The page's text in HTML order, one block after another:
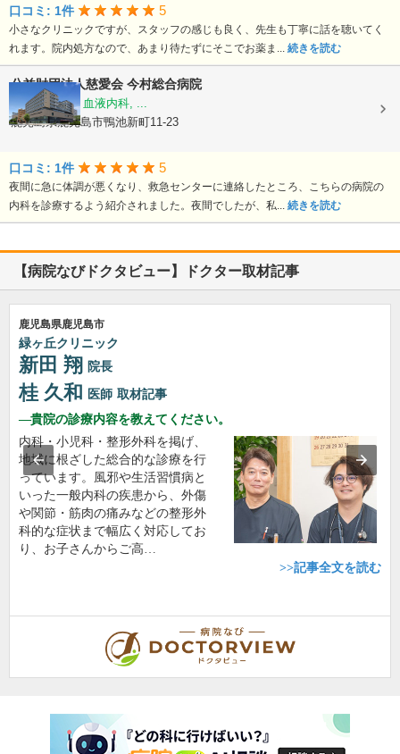
口コミ: 1件 5
小さなクリニックですが、スタッフの感じも良く、先生も丁寧に話を聴いてく
れます。院内処方なので、あまり待たずにそこでお薬ま... 続きを読む
公益財団法人慈愛会 今村総合病院
内科, 救急科, 血液内科, ...
鹿児島県鹿児島市鴨池新町11-23
口コミ: 1件 5
夜間に急に体調が悪くなり、救急センターに連絡したところ、こちらの病院の
内科を診療するよう紹介されました。夜間でしたが、私... 続きを読む
【病院なびドクタビュー】ドクター取材記事
鹿児島県鹿児島市
緑ヶ丘クリニック
新田 翔 院長
桂 久和 医師 取材記事
貴院の診療内容を教えてください。
内科・小児科・整形外科を掲げ、
地域に根ざした総合的な診療を行
っています。風邪や生活習慣病と
いった一般内科の疾患から、外傷
や関節・筋肉の痛みなどの整形外
科的な症状まで幅広く対応してお
り、お子さんからご高…
>>記事全文を読む